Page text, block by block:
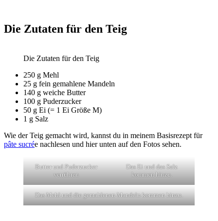
Die Zutaten für den Teig
Die Zutaten für den Teig
250 g Mehl
25 g fein gemahlene Mandeln
140 g weiche Butter
100 g Puderzucker
50 g Ei (= 1 Ei Größe M)
1 g Salz
Wie der Teig gemacht wird, kannst du in meinem Basisrezept für
pâte sucrée nachlesen und hier unten auf den Fotos sehen.
Butter und Puderzucker
verrühren
Das Ei und das Salz
kommen hinzu.
Das Mehl und die gemahlenen Mandeln kommen hinzu.